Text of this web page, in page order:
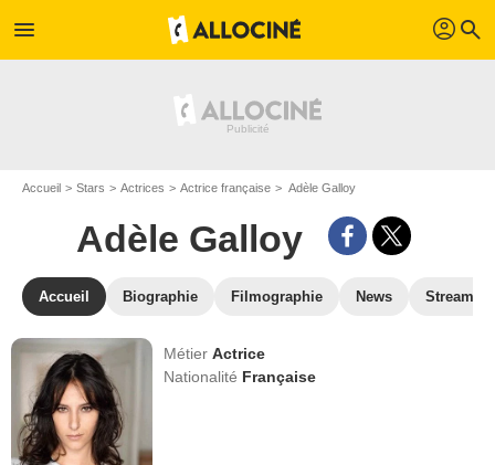
menu profil search
Accueil Stars Actrices Actrice française Adèle Galloy
Adèle Galloy
Accueil Biographie Filmographie News Streaming
MétierActrice
Nationalité Française